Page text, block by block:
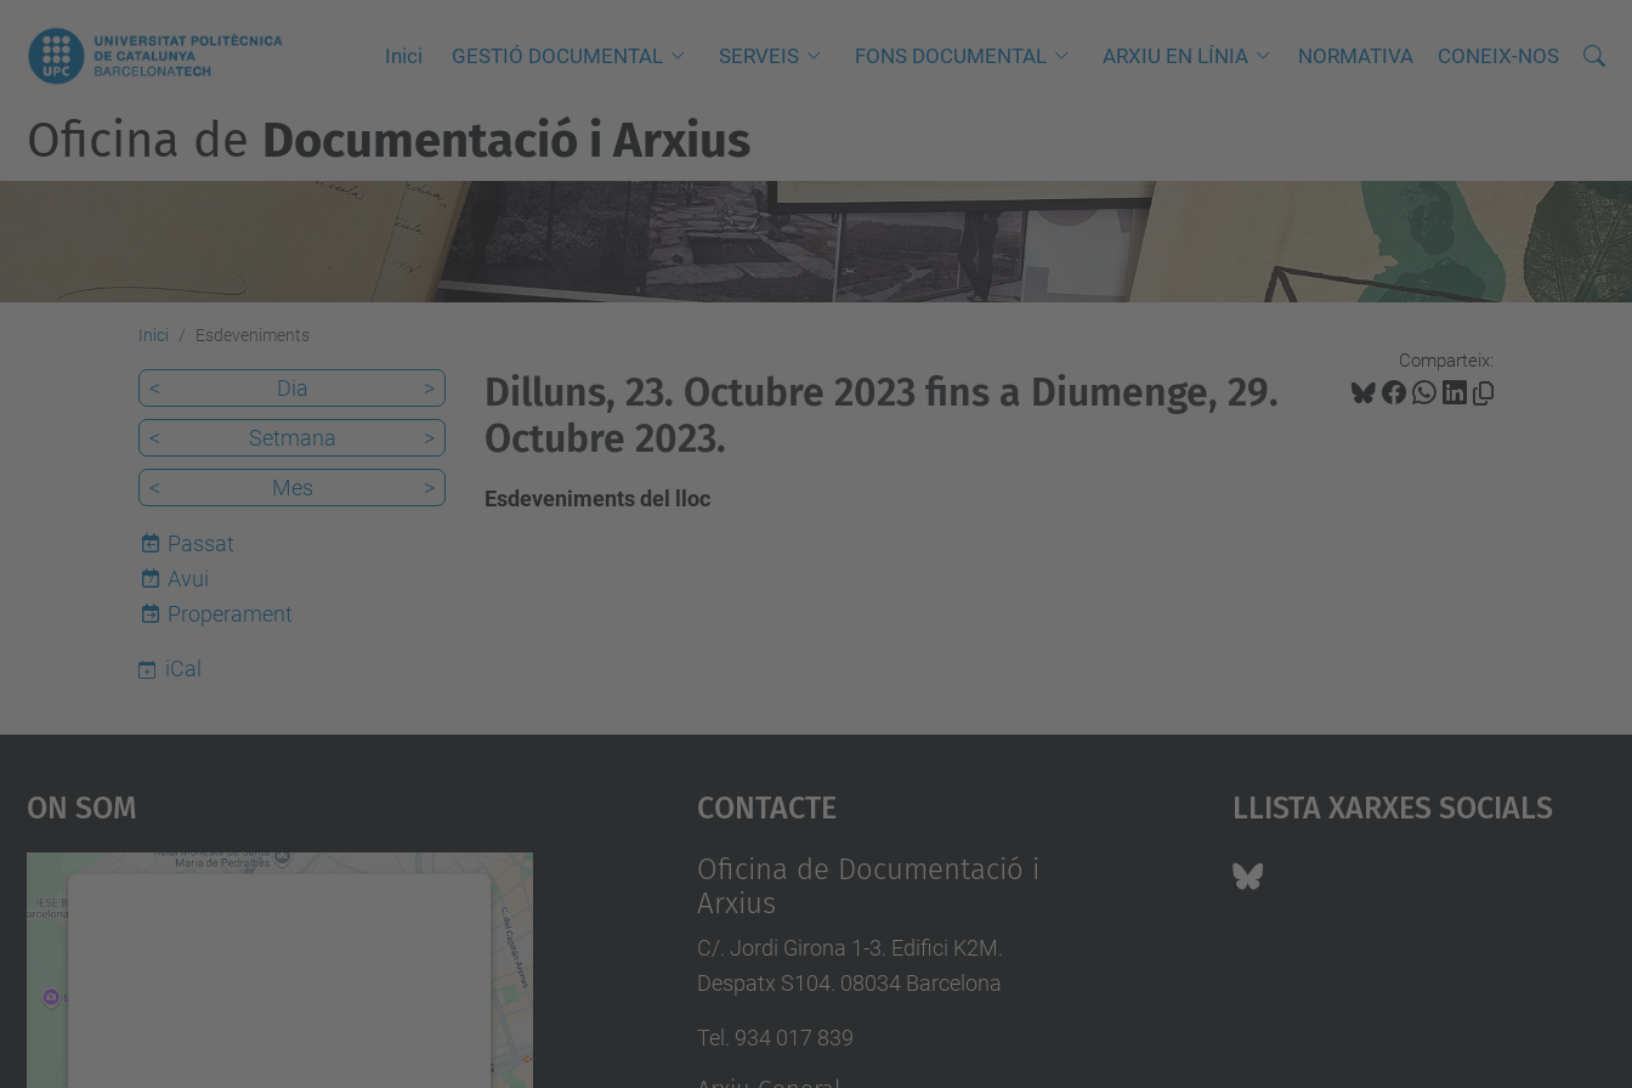
Inici GESTIÓ DOCUMENTAL SERVEIS FONS DOCUMENTAL ARXIU EN LÍNIA NORMATIVA CONEIX-NOS Cerca
C
v
a
Oficina de Documentació i Arxius
Inici Esdeveniments
Comparteix:
Dilluns, 23. Octubre 2023 fins a Diumenge, 29.
Octubre 2023.
Esdeveniments del lloc
< Dia
>
<
Setmana
>
<
Mes >
Passat
7
Avui
Properament
iCal
On Som Contacte
Oficina de Documentació i
Arxius
C/. Jordi Girona 1-3. Edifici K2M.
Despatx S104. 08034 Barcelona
Tel. 934 017 839
Llista Xarxes Socials